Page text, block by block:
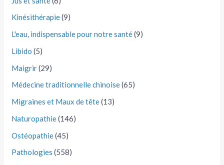
Kinésithérapie(9)
L'eau, indispensable pour notre santé(9)
Libido (5)
Maigrir(29)
Médecine traditionnelle chinoise(65)
Migraines et Maux de tête(13)
Naturopathie(146)
Ostéopathie(45)
Pathologies (558)